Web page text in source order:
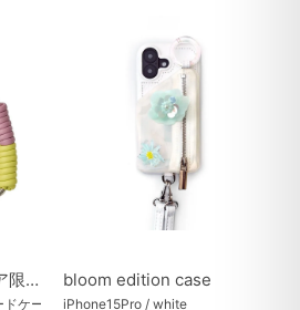
【公式オンラインストア限定】Bicolor SET
ケース有)
bloom edition case
iPhone15Pro / white